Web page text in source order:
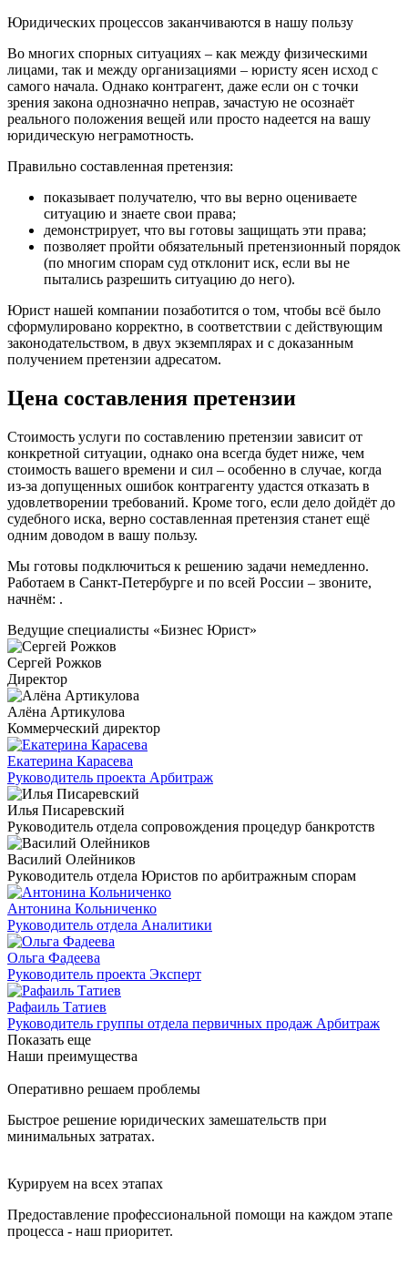
Юридических процессов заканчиваются в нашу пользу
Во многих спорных ситуациях – как между физическими
лицами, так и между организациями – юристу ясен исход с
самого начала. Однако контрагент, даже если он с точки
зрения закона однозначно неправ, зачастую не осознаёт
реального положения вещей или просто надеется на вашу
юридическую неграмотность.
Правильно составленная претензия:
показывает получателю, что вы верно оцениваете
ситуацию и знаете свои права;
демонстрирует, что вы готовы защищать эти права;
позволяет пройти обязательный претензионный порядок
(по многим спорам суд отклонит иск, если вы не
пытались разрешить ситуацию до него).
Юрист нашей компании позаботится о том, чтобы всё было
сформулировано корректно, в соответствии с действующим
законодательством, в двух экземплярах и с доказанным
получением претензии адресатом.
Цена составления претензии
Стоимость услуги по составлению претензии зависит от
конкретной ситуации, однако она всегда будет ниже, чем
стоимость вашего времени и сил – особенно в случае, когда
из-за допущенных ошибок контрагенту удастся отказать в
удовлетворении требований. Кроме того, если дело дойдёт до
судебного иска, верно составленная претензия станет ещё
одним доводом в вашу пользу.
Мы готовы подключиться к решению задачи немедленно.
Работаем в Санкт-Петербурге и по всей России – звоните,
начнём: .
Ведущие специалисты «Бизнес Юрист»
Сергей Рожков
Директор
Алёна Артикулова
Коммерческий директор
Екатерина Карасева
Руководитель проекта Арбитраж
Илья Писаревский
Руководитель отдела сопровождения процедур банкротств
Василий Олейников
Руководитель отдела Юристов по арбитражным спорам
Антонина Кольниченко
Руководитель отдела Аналитики
Ольга Фадеева
Руководитель проекта Эксперт
Рафаиль Татиев
Руководитель группы отдела первичных продаж Арбитраж
Показать еще
Наши преимущества
Оперативно решаем проблемы
Быстрое решение юридических замешательств при
минимальных затратах.
Курируем на всех этапах
Предоставление профессиональной помощи на каждом этапе
процесса - наш приоритет.